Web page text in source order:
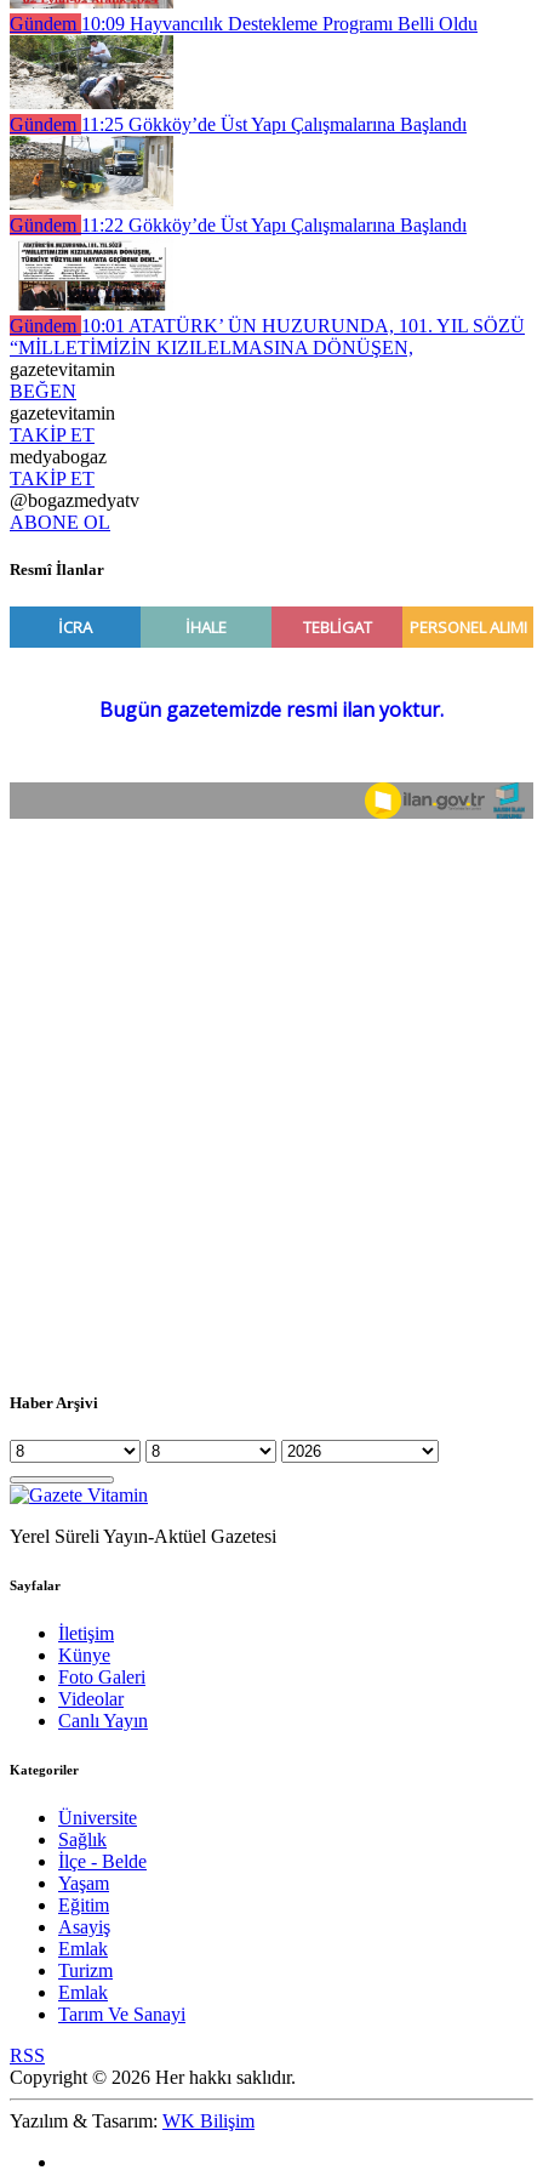
Gündem 10:09 Hayvancılık Destekleme Programı Belli Oldu
Gündem 11:25 Gökköy’de Üst Yapı Çalışmalarına Başlandı
Gündem 11:22 Gökköy’de Üst Yapı Çalışmalarına Başlandı
Gündem 10:01 ATATÜRK’ ÜN HUZURUNDA, 101. YIL SÖZÜ
“MİLLETİMİZİN KIZILELMASINA DÖNÜŞEN,
gazetevitamin
BEĞEN
gazetevitamin
TAKİP ET
medyabogaz
TAKİP ET
@bogazmedyatv
ABONE OL
Resmî İlanlar
Haber Arşivi
Yerel Süreli Yayın-Aktüel Gazetesi
Sayfalar
İletişim
Künye
Foto Galeri
Videolar
Canlı Yayın
Kategoriler
Üniversite
Sağlık
İlçe - Belde
Yaşam
Eğitim
Asayiş
Emlak
Turizm
Emlak
Tarım Ve Sanayi
RSS
Copyright © 2026 Her hakkı saklıdır.
Yazılım & Tasarım: WK Bilişim